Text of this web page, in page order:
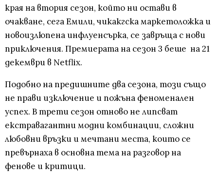
края на втория сезон, който ни остави в
очакване, сега Емили, чикакгска маркетоложка и
новоизлюпена инфлуенсърка, се завръща с нови
приключения. Премиерата на сезон 3 беше на 21
декември в Netflix.
Подобно на предишните два сезона, този също
не прави изключение и пожъна феноменален
успех. В трети сезон отново не липсват
екстравагантни модни комбинации, сложни
любовни връзки и мечтани места, които се
превърнаха в основна тема на разговор на
фенове и критици.